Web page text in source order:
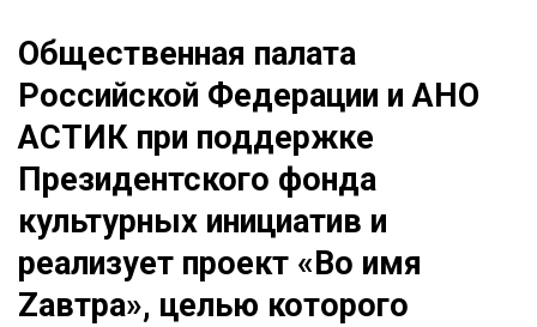
Общественная палата
Российской Федерации и АНО
АСТИК при поддержке
Президентского фонда
культурных инициатив и
реализует проект «Во имя
Zавтра», целью которого